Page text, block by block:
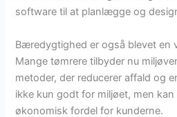
software til at planlægge og
Bæredygtighed er også blevet en
Mange tømrere tilbyder nu
metoder, der reducerer affald og
ikke kun godt for miljøet, men
økonomisk fordel for kunderne.